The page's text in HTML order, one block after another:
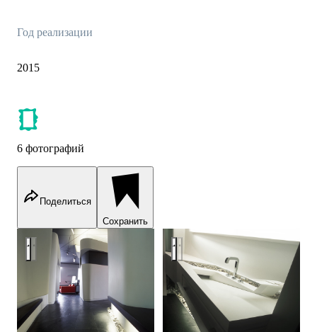
Год реализации
2015
6 фотографий
Поделиться
Сохранить
Квартира. Ул.Астрадамская Квартира. Ул.Астрадамская